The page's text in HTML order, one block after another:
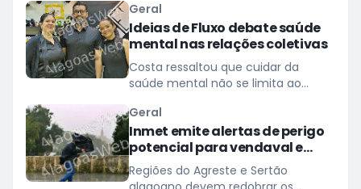
Geral
Ideias de Fluxo debate saúde
mental nas relações coletivas
Costa ressaltou que cuidar da
saúde mental não se limita ao
Geral
Inmet emite alertas de perigo
potencial para vendaval e
baixa umidade em Alagoas
Regiões do Agreste e Sertão